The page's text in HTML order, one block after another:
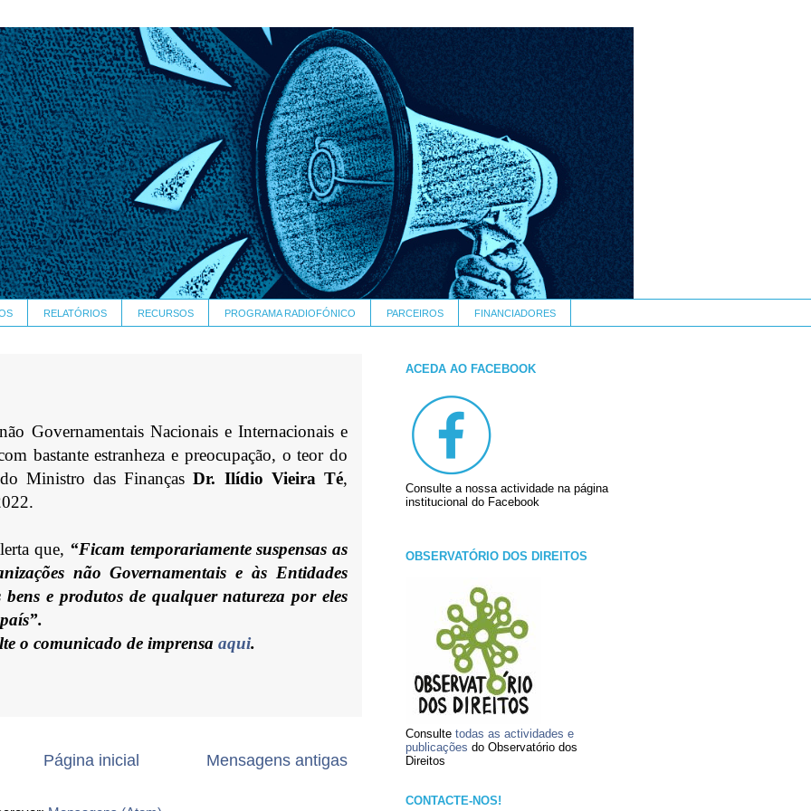
RELATÓRIOS RECURSOS PROGRAMA RADIOFÓNICO PARCEIROS FINANCIADORES
Governamentais Nacionais e Internacionais e
bastante estranheza e preocupação, o teor do
Ministro das FinançasDr. Ilídio Vieira Té,
que, “Ficam temporariamente suspensas as
não Governamentais e às Entidades
bens e produtos de qualquer natureza por eles
o comunicado de imprensa aqui.
Mensagens antigas
Página inicial
ACEDA AO FACEBOOK
Consulte a nossa actividade na página
institucional do Facebook
OBSERVATÓRIO DOS DIREITOS
Consulte todas as actividades e
publicações do Observatório dos
Direitos
CONTACTE-NOS!